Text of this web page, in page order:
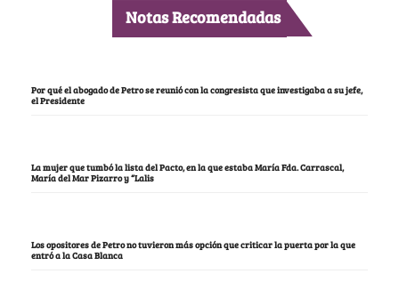
Notas Recomendadas
Por qué el abogado de Petro se reunió con la congresista que investigaba a su jefe,
el Presidente
La mujer que tumbó la lista del Pacto, en la que estaba María Fda. Carrascal,
María del Mar Pizarro y “Lalis
Los opositores de Petro no tuvieron más opción que criticar la puerta por la que
entró a la Casa Blanca